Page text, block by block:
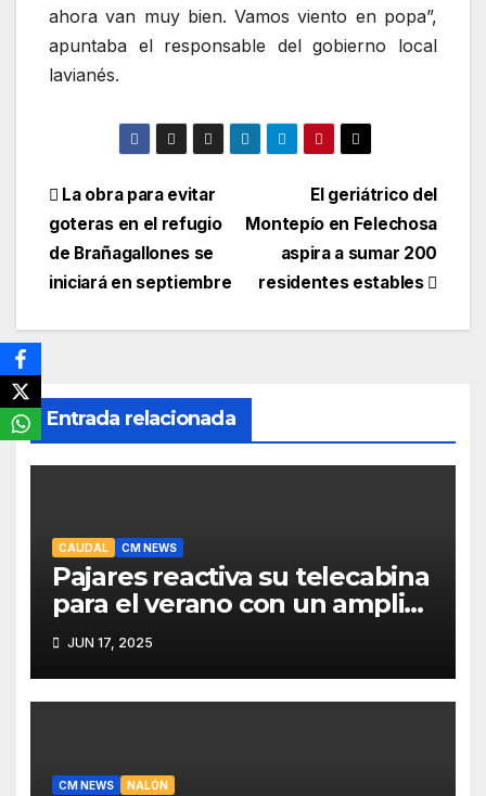
ahora van muy bien. Vamos viento en popa”,
apuntaba el responsable del gobierno local
lavianés.
Navegación
de
entradas
El geriátrico del
Montepío en Felechosa
aspira a sumar 200
residentes estables
La obra para evitar
goteras en el refugio
de Brañagallones se
iniciará en septiembre
Entrada relacionada
CAUDAL CM NEWS
Pajares reactiva su telecabina
para el verano con un amplio
programa de actividades
JUN 17, 2025
CM NEWS NALÓN